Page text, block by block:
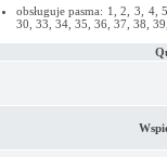
obsługuje pasma: 1, 2, 3,
30, 33, 34, 35, 36, 37, 38,